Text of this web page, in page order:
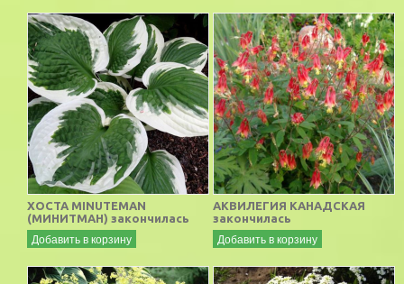
ХОСТА MINUTEMAN
(МИНИТМАН) закончилась
Добавить в корзину
АКВИЛЕГИЯ КАНАДСКАЯ
закончилась
Добавить в корзину